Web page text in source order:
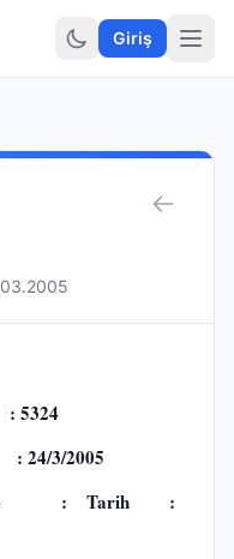
Hukuki Araçlar
Giriş
2005
: Tarih :